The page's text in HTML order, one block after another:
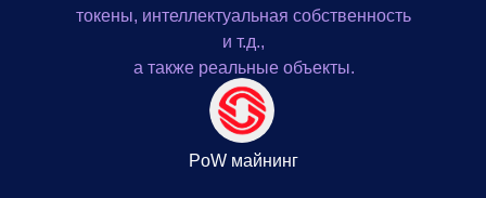
токены, интеллектуальная собственность
и т.д.,
а также реальные объекты.
PoW майнинг